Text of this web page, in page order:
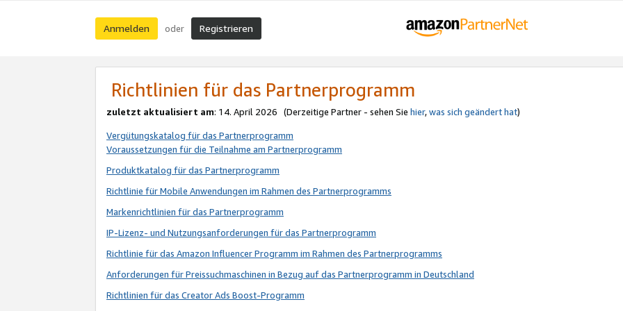
Anmelden oder Registrieren
Richtlinien für das Partnerprogramm
zuletzt aktualisiert am: 14. April 2026 (Derzeitige Partner - sehen Sie hier,was sich geändert hat)
Vergütungskatalog für das Partnerprogramm
Voraussetzungen für die Teilnahme am Partnerprogramm
Produktkatalog für das Partnerprogramm
Richtlinie für Mobile Anwendungen im Rahmen des Partnerprogramms
Markenrichtlinien für das Partnerprogramm
IP-Lizenz- und Nutzungsanforderungen für das Partnerprogramm
Richtlinie für das Amazon Influencer Programm im Rahmen des Partnerprogramms
Anforderungen für Preissuchmaschinen in Bezug auf das Partnerprogramm in Deutschland
Richtlinien für das Creator Ads Boost-Programm